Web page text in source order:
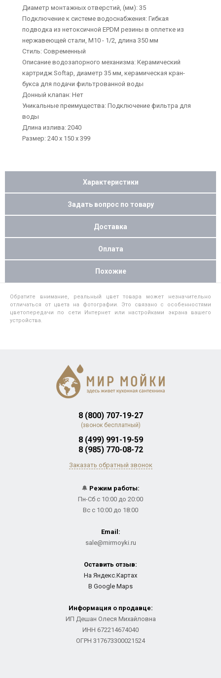
Диаметр монтажных отверстий, (мм): 35
Подключение к системе водоснабжения: Гибкая
подводка из нетоксичной EPDM резины в оплетке из
нержавеющей стали, М10 - 1/2, длина 350 мм
Стиль: Современный
Описание водозапорного механизма: Керамический
картридж Softap, диаметр 35 мм, керамическая кран-
букса для подачи фильтрованной воды
Донный клапан: Нет
Уникальные преимущества: Подключение фильтра для
воды
Длина излива: 2040
Размер: 240 х 150 х 399
Характеристики
Задать вопрос по товару
Доставка
Оплата
Похожие
Обратите внимание, реальный цвет товара может незначительно
отличаться от цвета на фотографии. Это связано с особенностями
цветопередачи по сети Интернет или настройками экрана вашего
устройства.
8 (800) 707-19-27
(звонок бесплатный)
8 (499) 991-19-59
8 (985) 770-08-72
Заказать обратный звонок
🔔 Режим работы:
Пн-Сб с 10:00 до 20:00
Вс с 10:00 до 18:00
Email:
sale@mirmoyki.ru
Оставить отзыв:
На Яндекс.Картах
В Google Maps
Информация о продавце:
ИП Дешан Олеся Михайловна
ИНН 672214674040
ОГРН 317673300021524